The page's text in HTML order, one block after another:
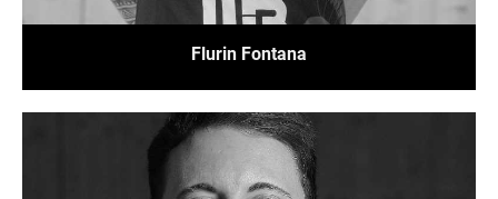
Flurin Fontana